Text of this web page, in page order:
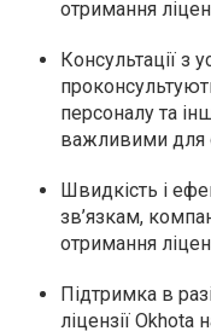
отримання
Консультації з
персоналу та
важливими для
Швидкість і
зв’язкам,
отримання
Підтримка в
ліцензії Okhota